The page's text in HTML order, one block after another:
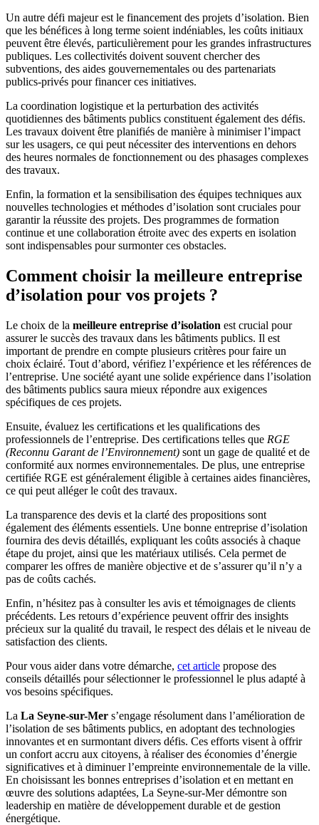
Un autre défi majeur est le financement des projets d’isolation. Bien
que les bénéfices à long terme soient indéniables, les coûts initiaux
peuvent être élevés, particulièrement pour les grandes infrastructures
publiques. Les collectivités doivent souvent chercher des
subventions, des aides gouvernementales ou des partenariats
publics-privés pour financer ces initiatives.
La coordination logistique et la perturbation des activités
quotidiennes des bâtiments publics constituent également des défis.
Les travaux doivent être planifiés de manière à minimiser l’impact
sur les usagers, ce qui peut nécessiter des interventions en dehors
des heures normales de fonctionnement ou des phasages complexes
des travaux.
Enfin, la formation et la sensibilisation des équipes techniques aux
nouvelles technologies et méthodes d’isolation sont cruciales pour
garantir la réussite des projets. Des programmes de formation
continue et une collaboration étroite avec des experts en isolation
sont indispensables pour surmonter ces obstacles.
Comment choisir la meilleure entreprise
d’isolation pour vos projets ?
Le choix de la meilleure entreprise d’isolation est crucial pour
assurer le succès des travaux dans les bâtiments publics. Il est
important de prendre en compte plusieurs critères pour faire un
choix éclairé. Tout d’abord, vérifiez l’expérience et les références de
l’entreprise. Une société ayant une solide expérience dans l’isolation
des bâtiments publics saura mieux répondre aux exigences
spécifiques de ces projets.
Ensuite, évaluez les certifications et les qualifications des
professionnels de l’entreprise. Des certifications telles que RGE
(Reconnu Garant de l’Environnement) sont un gage de qualité et de
conformité aux normes environnementales. De plus, une entreprise
certifiée RGE est généralement éligible à certaines aides financières,
ce qui peut alléger le coût des travaux.
La transparence des devis et la clarté des propositions sont
également des éléments essentiels. Une bonne entreprise d’isolation
fournira des devis détaillés, expliquant les coûts associés à chaque
étape du projet, ainsi que les matériaux utilisés. Cela permet de
comparer les offres de manière objective et de s’assurer qu’il n’y a
pas de coûts cachés.
Enfin, n’hésitez pas à consulter les avis et témoignages de clients
précédents. Les retours d’expérience peuvent offrir des insights
précieux sur la qualité du travail, le respect des délais et le niveau de
satisfaction des clients.
Pour vous aider dans votre démarche, cet article propose des
conseils détaillés pour sélectionner le professionnel le plus adapté à
vos besoins spécifiques.
La La Seyne-sur-Mer s’engage résolument dans l’amélioration de
l’isolation de ses bâtiments publics, en adoptant des technologies
innovantes et en surmontant divers défis. Ces efforts visent à offrir
un confort accru aux citoyens, à réaliser des économies d’énergie
significatives et à diminuer l’empreinte environnementale de la ville.
En choisissant les bonnes entreprises d’isolation et en mettant en
œuvre des solutions adaptées, La Seyne-sur-Mer démontre son
leadership en matière de développement durable et de gestion
énergétique.